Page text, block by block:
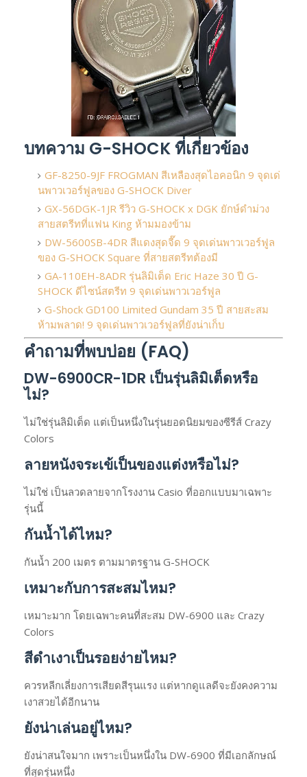
บทความ G-SHOCK ที่เกี่ยวข้อง
GF-8250-9JF FROGMAN สีเหลืองสุดไอคอนิก 9 จุดเด่
นพาวเวอร์ฟูลของ G-SHOCK Diver
GX-56DGK-1JR รีวิว G-SHOCK x DGK ยักษ์ดำม่วง
สายสตรีทที่แฟน King ห้ามมองข้าม
DW-5600SB-4DR สีแดงสุดจี๊ด 9 จุดเด่นพาวเวอร์ฟูล
ของ G-SHOCK Square ที่สายสตรีทต้องมี
GA-110EH-8ADR รุ่นลิมิเต็ด Eric Haze 30 ปี G-
SHOCK ดีไซน์สตรีท 9 จุดเด่นพาวเวอร์ฟูล
G-Shock GD100 Limited Gundam 35 ปี สายสะสม
ห้ามพลาด! 9 จุดเด่นพาวเวอร์ฟูลที่ยังน่าเก็บ
คำถามที่พบบ่อย (FAQ)
DW-6900CR-1DR เป็นรุ่นลิมิเต็ดหรือ
ไม่?
ไม่ใช่รุ่นลิมิเต็ด แต่เป็นหนึ่งในรุ่นยอดนิยมของซีรีส์ Crazy
Colors
ลายหนังจระเข้เป็นของแต่งหรือไม่?
ไม่ใช่ เป็นลวดลายจากโรงงาน Casio ที่ออกแบบมาเฉพาะ
รุ่นนี้
กันน้ำได้ไหม?
กันน้ำ 200 เมตร ตามมาตรฐาน G-SHOCK
เหมาะกับการสะสมไหม?
เหมาะมาก โดยเฉพาะคนที่สะสม DW-6900 และ Crazy
Colors
สีดำเงาเป็นรอยง่ายไหม?
ควรหลีกเลี่ยงการเสียดสีรุนแรง แต่หากดูแลดีจะยังคงความ
เงาสวยได้อีกนาน
ยังน่าเล่นอยู่ไหม?
ยังน่าสนใจมาก เพราะเป็นหนึ่งใน DW-6900 ที่มีเอกลักษณ์
ที่สุดรุ่นหนึ่ง